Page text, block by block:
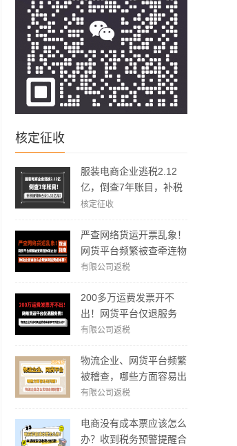
核定征收
服装电商企业逃税2.12
亿，倒查7年账目，补税
加罚款3.62亿元！
核定征收
严查网络货运开票乱象！
网货平台频繁被查牵连物
流企业！物流企业该怎么
有限公司返税
200多万运费发票开不
出！网货平台仅退服务
费，运费成本拿不到怎么
有限公司返税
物流企业、网货平台频繁
被稽查，哪些方面容易出
现问题？怎么实现合规经
有限公司返税
电商没有成本票应该怎么
办？收到税务预警提醒合